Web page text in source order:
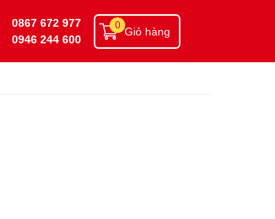
0867 672 977
0946 244 600
Giỏ hàng
0